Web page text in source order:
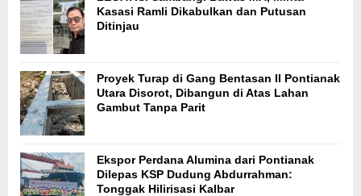
Kasasi Ramli Dikabulkan dan Putusan
Ditinjau
Proyek Turap di Gang Bentasan II Pontianak
Utara Disorot, Dibangun di Atas Lahan
Gambut Tanpa Parit
Ekspor Perdana Alumina dari Pontianak
Dilepas KSP Dudung Abdurrahman:
Tonggak Hilirisasi Kalbar